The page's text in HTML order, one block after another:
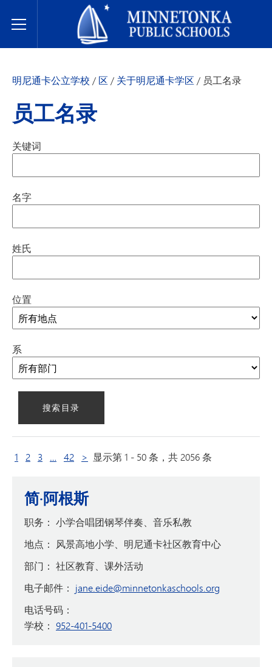
Toggle Menu
明尼通卡公立学校
明尼通卡公立学校 / 区/ 关于明尼通卡学区/ 员工名录
员工名录
关键词
名字
姓氏
位置
系
1 2 3 … 下一组页面
42 > 下一页
显示第 1 - 50 条，共 2056 条
简·阿根斯
职务： 小学合唱团钢琴伴奏、音乐私教
地点： 风景高地小学、明尼通卡社区教育中心
部门： 社区教育、课外活动
电子邮件： jane.eide@minnetonkaschools.org
电话号码：
学校： 952-401-5400